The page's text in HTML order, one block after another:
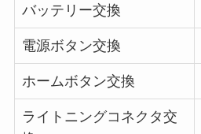
バッテリー交換
電源ボタン交換
ホームボタン交換
ライトニングコネクタ交